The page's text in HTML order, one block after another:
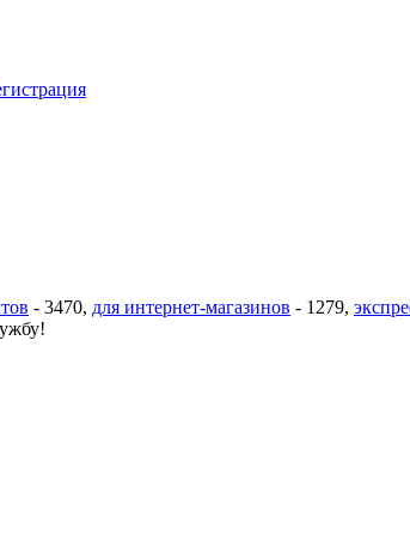
- 3470, для интернет-магазинов - 1279,